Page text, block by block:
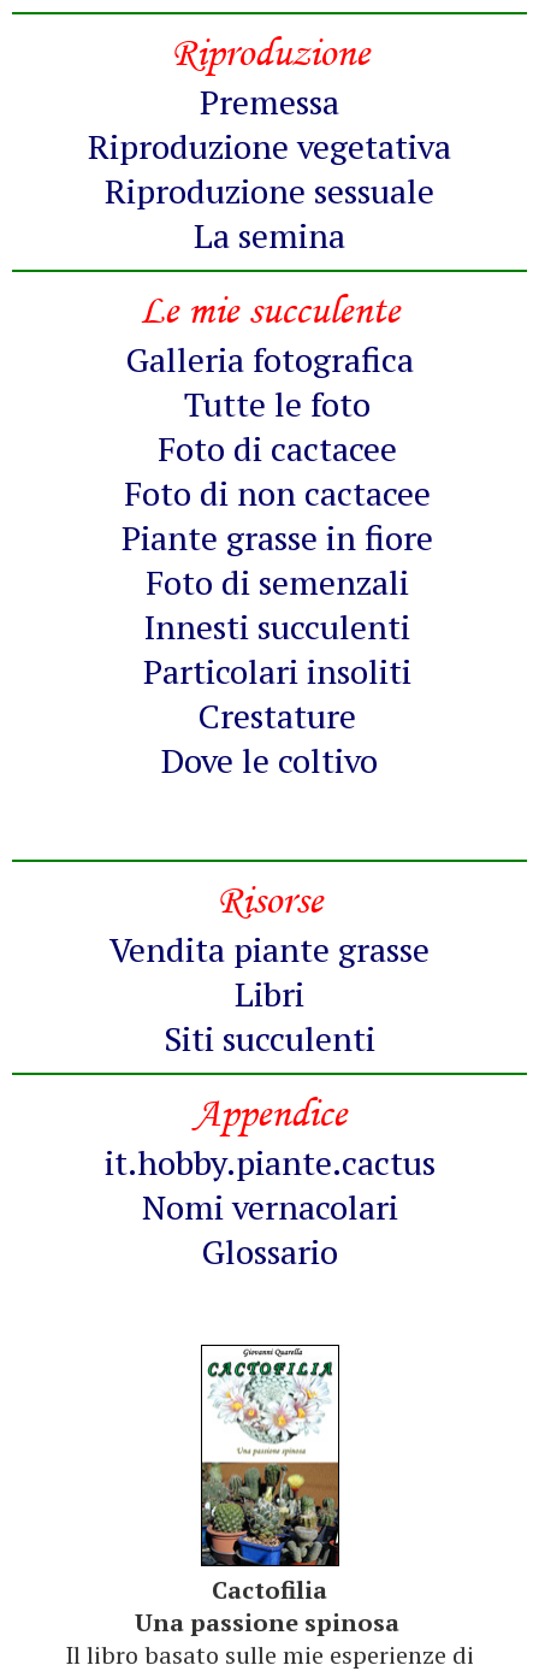
Riproduzione
Premessa
Riproduzione vegetativa
Riproduzione sessuale
La semina
Le mie succulente
Galleria fotografica
Tutte le foto
Foto di cactacee
Foto di non cactacee
Piante grasse in fiore
Foto di semenzali
Innesti succulenti
Particolari insoliti
Crestature
Dove le coltivo
Risorse
Vendita piante grasse
Libri
Siti succulenti
Appendice
it.hobby.piante.cactus
Nomi vernacolari
Glossario
Cactofilia
Una passione spinosa
Il libro basato sulle mie esperienze di